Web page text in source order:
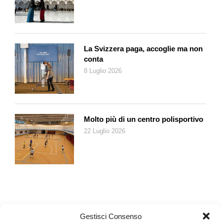
Gestisci Consenso
mono o bilocali a livello strada, con un’unica aria e spesso
stanze cieche, talvolta ampliati con balconi abusivi sul suolo
pubblico: sono ancora diffusi nei rioni più poveri del centro
città.
Zone riconoscibili in alcuni passaggi di Napule è, una delle
canzoni omaggio alla sua città, che racconta tra mille colori,
mille paure, con le voci dei bambini che non ti fanno sentire
camminando nei vicoli tra la gente…
Pino canta quartieri affollatissimi, dove giocoforza si vive in
mezzo agli altri. Dopo la morte, Pino Daniele fu celebrato con
un concerto nell’immensa e monumentale piazza Plebiscito,
La Svizzera paga, accoglie ma non
conta
8 Luglio 2026
Molto più di un centro polisportivo
22 Luglio 2026